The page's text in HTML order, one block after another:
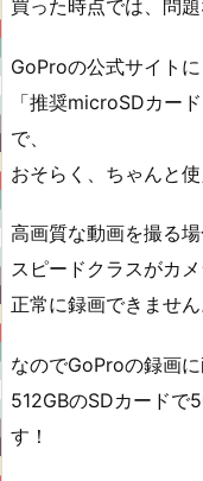
買った時点では、問
GoProの公式サイトに
「推奨microSDカー
で、
おそらく、ちゃんと
高画質な動画を撮る場
スピードクラスがカ
正常に録画できません
なのでGoProの録画に
512GBのSDカードで
す！